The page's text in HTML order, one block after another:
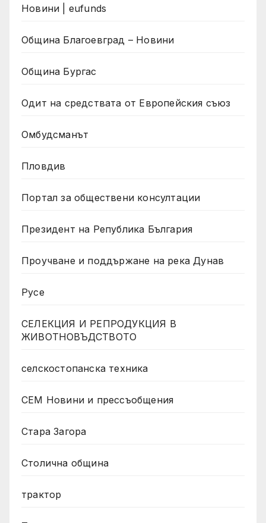
Новини | eufunds
Община Благоевград – Новини
Община Бургас
Одит на средствата от Европейския съюз
Омбудсманът
Пловдив
Портал за обществени консултации
Президент на Република България
Проучване и поддържане на река Дунав
Русе
СЕЛЕКЦИЯ И РЕПРОДУКЦИЯ В
ЖИВОТНОВЪДСТВОТО
селскостопанска техника
СЕМ Новини и прессъобщения
Стара Загора
Столична община
трактор